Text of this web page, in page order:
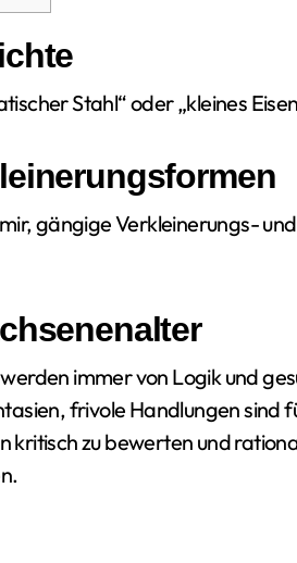
Stahl“ oder „kleines
gängige Verkleinerungs-
immer von Logik und
frivole Handlungen sind
kritisch zu bewerten und